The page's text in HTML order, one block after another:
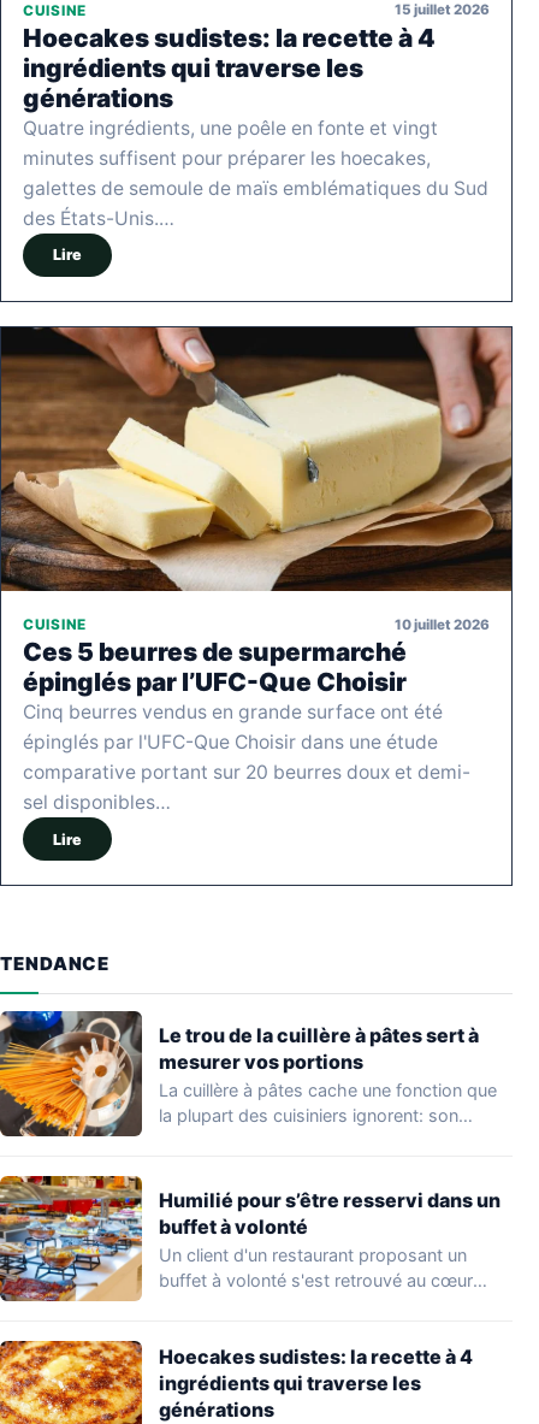
CUISINE 15 juillet 2026
Hoecakes sudistes: la recette à 4
ingrédients qui traverse les
générations
Quatre ingrédients, une poêle en fonte et vingt
minutes suffisent pour préparer les hoecakes,
galettes de semoule de maïs emblématiques du Sud
des États-Unis.…
Lire
CUISINE 10 juillet 2026
Ces 5 beurres de supermarché
épinglés par l’UFC-Que Choisir
Cinq beurres vendus en grande surface ont été
épinglés par l'UFC-Que Choisir dans une étude
comparative portant sur 20 beurres doux et demi-
sel disponibles…
Lire
TENDANCE
Le trou de la cuillère à pâtes sert à
mesurer vos portions
La cuillère à pâtes cache une fonction que
la plupart des cuisiniers ignorent: son…
Humilié pour s’être resservi dans un
buffet à volonté
Un client d'un restaurant proposant un
buffet à volonté s'est retrouvé au cœur
Hoecakes sudistes: la recette à 4
ingrédients qui traverse les
générations